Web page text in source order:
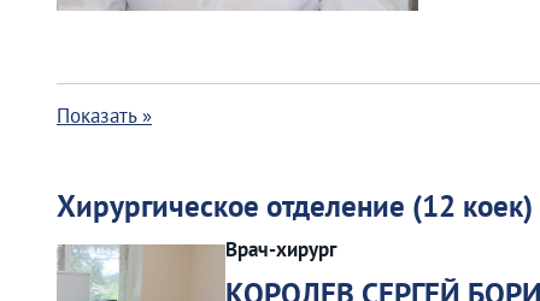
Показать »
Хирургическое отделение (12 коек)
Врач-хирург